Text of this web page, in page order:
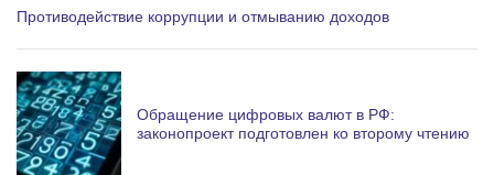
Противодействие коррупции и отмыванию доходов
Обращение цифровых валют в РФ:
законопроект подготовлен ко второму чтению